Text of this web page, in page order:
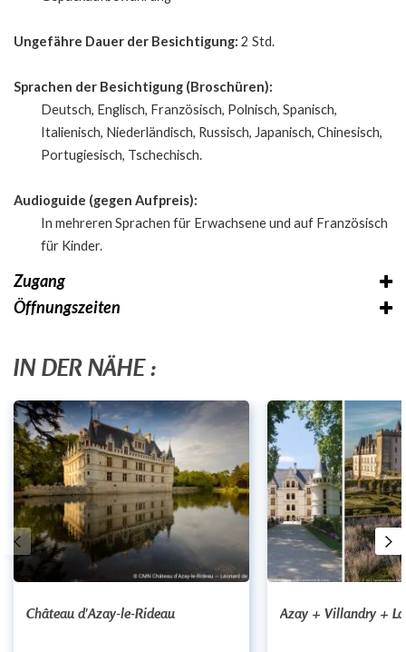
Ungefähre Dauer der Besichtigung: 2 Std.
Sprachen der Besichtigung (Broschüren):
Deutsch, Englisch, Französisch, Polnisch, Spanisch,
Italienisch, Niederländisch, Russisch, Japanisch, Chinesisch,
Portugiesisch, Tschechisch.
Audioguide (gegen Aufpreis):
In mehreren Sprachen für Erwachsene und auf Französisch
für Kinder.
Zugang
Öffnungszeiten
IN DER NÄHE :
Château d'Azay-le-Rideau Azay + Villandry +